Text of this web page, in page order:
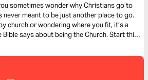
sometimes wonder why Christians go to
never meant to be just another place to go.
church or wondering where you fit, it’s a
says about being the Church. Start this